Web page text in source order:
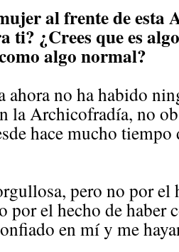
al frente de esta
ti? ¿Crees que es
algo normal?
ahora no ha habido
la Archicofradía, no
hace mucho tiempo
pero no por el
por el hecho de haber
en mí y me